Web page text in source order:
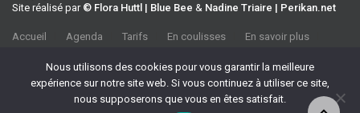
Site réalisé par © Flora Huttl | Blue Bee & Nadine Triaire | Perikan.net
Accueil Agenda Tarifs En coulisses
En savoir plus
Association Théâtre et Chansons
35 rue Emile Tavan, 13100 Aix-en-Provence
Nous utilisons des cookies pour vous garantir la meilleure
expérience sur notre site web. Si vous continuez à utiliser ce site,
nous supposerons que vous en êtes satisfait.